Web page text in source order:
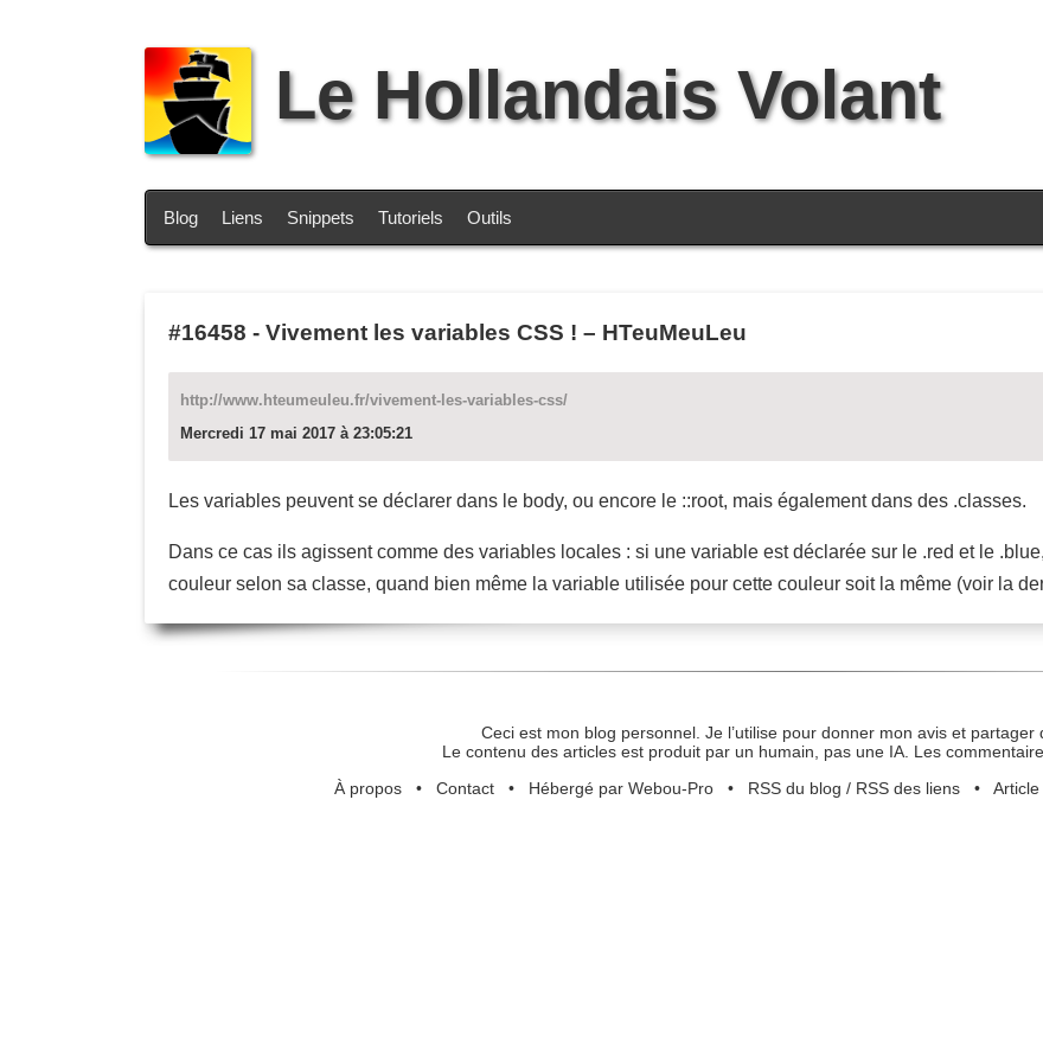
Le Hollandais Volant
Blog Liens Snippets Tutoriels Outils
#16458 - Vivement les variables CSS ! – HTeuMeuLeu
http://www.hteumeuleu.fr/vivement-les-variables-css/
Mercredi 17 mai 2017 à 23:05:21
Les variables peuvent se déclarer dans le body, ou encore le ::root, mais également dans des .classes.
Dans ce cas ils agissent comme des variables locales : si une variable est déclarée sur le .red et le
couleur selon sa classe, quand bien même la variable utilisée pour cette couleur soit la même (voir la
Ceci est mon blog personnel. Je l’utilise pour donner mon avis et partager
Le contenu des articles est produit par un humain, pas une IA. Les
À propos• Contact• Hébergé par Webou-Pro• RSS du blog / RSS des liens•